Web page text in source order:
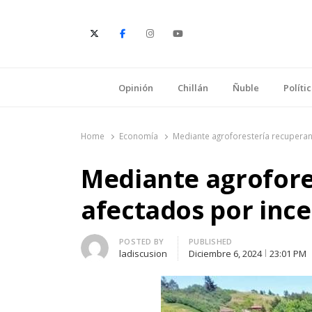
Opinión Chillán Ñuble
Home Economía Mediante agroforestería
Mediante
afectados por
Author
POSTED BY
ladiscusion
PUBLISHED
Diciembre 6, 2024 23:01 PM